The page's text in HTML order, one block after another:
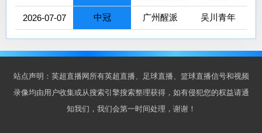
2026-07-07 中冠 广州醒派 吴川青年
站点声明：英超直播网所有英超直播、足球直播、篮球直播信号和视频
录像均由用户收集或从搜索引擎搜索整理获得，如有侵犯您的权益请通
知我们，我们会第一时间处理，谢谢！